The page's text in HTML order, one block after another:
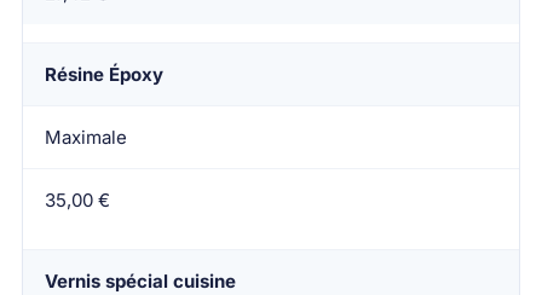
Résine Époxy
Maximale
35,00 €
Vernis spécial cuisine